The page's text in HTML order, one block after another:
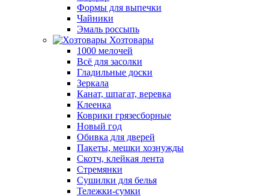
Формы для выпечки
Чайники
Эмаль россыпь
Хозтовары
1000 мелочей
Всё для засолки
Гладильные доски
Зеркала
Канат, шпагат, веревка
Клеенка
Коврики грязесборные
Новый год
Обивка для дверей
Пакеты, мешки хознужды
Скотч, клейкая лента
Стремянки
Сушилки для белья
Тележки-сумки